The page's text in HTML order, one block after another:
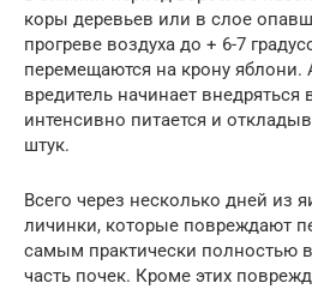
коры деревьев или в слое
прогреве воздуха до + 6-7
перемещаются на крону яблони.
вредитель начинает внедряться
интенсивно питается и
штук.
Всего через несколько дней из
личинки, которые повреждают
самым практически полностью
часть почек. Кроме этих